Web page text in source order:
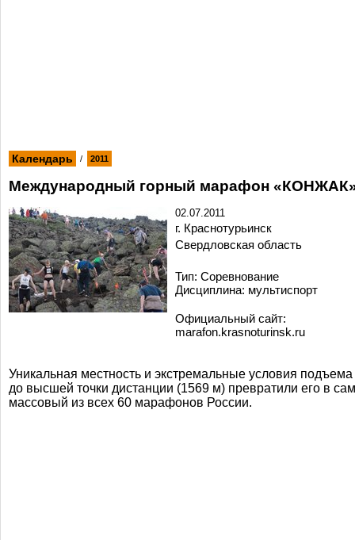
Календарь / 2011
Международный горный марафон
02.07.2011
г. Краснотурьинск
Свердловская область
Тип: Cоревнование
Дисциплина: мультиспорт
Официальный сайт:
marafon.krasnoturinsk.ru
Уникальная местность и экстремальные условия подъема
до высшей точки дистанции (1569 м) превратили его в
массовый из всех 60 марафонов России.